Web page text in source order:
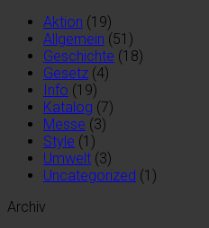
Aktion (19)
Allgemein (51)
Geschichte (18)
Gesetz (4)
Info (19)
Katalog (7)
Messe (3)
Style (1)
Umwelt (3)
Uncategorized (1)
Archiv